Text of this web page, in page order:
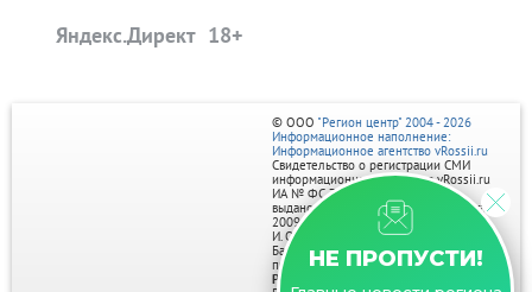
Яндекс.Директ
НЕ ПРОПУСТИ!
© ООО "Регион центр" 2004 - 2026
Информационное наполнение:
Информационное агентство vRossii.ru
Свидетельство о регистрации СМИ
информационного агентства vRossii.ru
ИА № ФС 77‑35502
выдано РОСКОМНАДЗОРом 04 марта
2009г.
И. О. Главного редактора Нарыков А. Н.
Баннеры на портале размещаются на
правах рекламы.
Реклама на портале: